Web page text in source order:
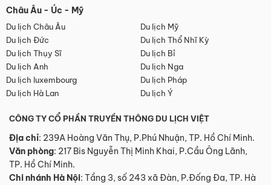
Châu Âu - Úc - Mỹ
Du lịch Châu Âu
Du lịch Mỹ
Du lịch Đức
Du lịch Thổ Nhĩ Kỳ
Du lịch Thụy Sĩ
Du lịch Bỉ
Du lịch Anh
Du lịch Nga
Du lịch luxembourg
Du lịch Pháp
Du lịch Hà Lan
Du lịch Ý
CÔNG TY CỔ PHẦN TRUYỀN THÔNG DU LỊCH VIỆT
Địa chỉ: 239A Hoàng Văn Thụ, P.Phú Nhuận, TP. Hồ Chí Minh.
Văn phòng: 217 Bis Nguyễn Thị Minh Khai, P.Cầu Ông Lãnh,
TP. Hồ Chí Minh.
Chi nhánh Hà Nội: Tầng 3, số 243 xã Đàn, P.Đống Đa, TP. Hà